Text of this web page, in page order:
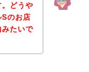
どうや
のお店
たいで